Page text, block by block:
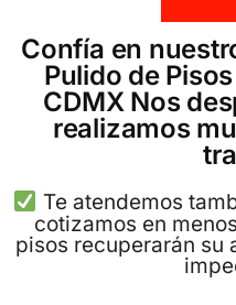
Confía en
Pulido de
CDMX Nos
realizamos
Te atendemos
cotizamos en
pisos recuperarán su